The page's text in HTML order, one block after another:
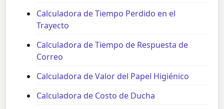
Calculadora de Tiempo Perdido en el
Trayecto
Calculadora de Tiempo de Respuesta de
Correo
Calculadora de Valor del Papel Higiénico
Calculadora de Costo de Ducha